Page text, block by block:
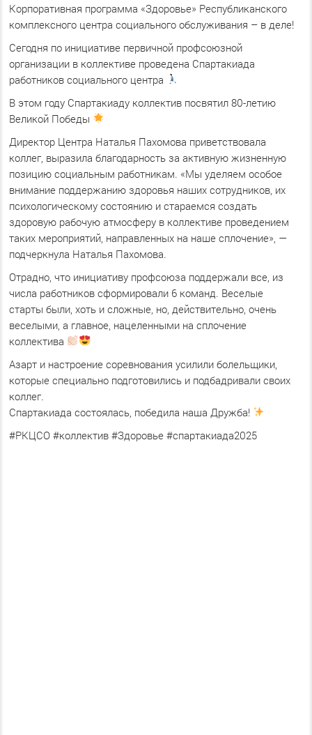
Корпоративная программа «Здоровье» Республиканского
комплексного центра социального обслуживания – в деле!
Сегодня по инициативе первичной профсоюзной
организации в коллективе проведена Спартакиада
работников социального центра
В этом году Спартакиаду коллектив посвятил 80-летию
Великой Победы
Директор Центра Наталья Пахомова приветствовала
коллег, выразила благодарность за активную жизненную
позицию социальным работникам. «Мы уделяем особое
внимание поддержанию здоровья наших сотрудников, их
психологическому состоянию и стараемся создать
здоровую рабочую атмосферу в коллективе проведением
таких мероприятий, направленных на наше сплочение», —
подчеркнула Наталья Пахомова.
Отрадно, что инициативу профсоюза поддержали все, из
числа работников сформировали 6 команд. Веселые
старты были, хоть и сложные, но, действительно, очень
веселыми, а главное, нацеленными на сплочение
коллектива
Азарт и настроение соревнования усилили болельщики,
которые специально подготовились и подбадривали своих
коллег.
Спартакиада состоялась, победила наша Дружба!
#РКЦСО #коллектив #Здоровье #спартакиада2025